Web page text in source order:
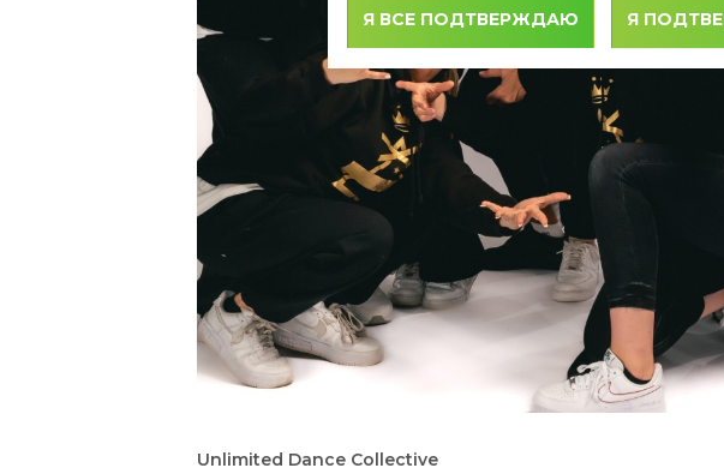
Unlimited Dance Collective
Я ВСЕ ПОДТВЕРЖДАЮ Я